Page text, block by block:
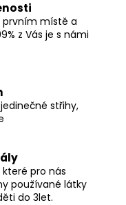
prvním místě a
z Vás je s námi
střihy,
pro nás
používané látky
do 3let.